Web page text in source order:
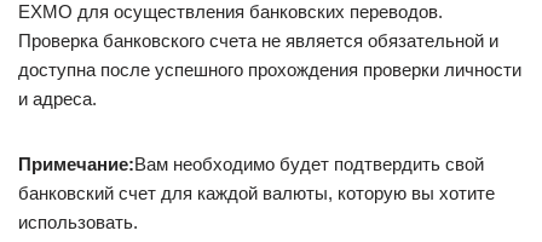
EXMO для осуществления банковских переводов.
Проверка банковского счета не является обязательной и
доступна после успешного прохождения проверки личности
и адреса.
Примечание:Вам необходимо будет подтвердить свой
банковский счет для каждой валюты, которую вы хотите
использовать.